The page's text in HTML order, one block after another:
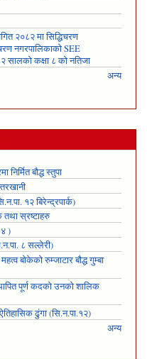
२०८२ मा सिद्धिचरण
नगरपालिकाको SEE
सालको कक्षा ८ को नतिजा
अन्य
निर्मित बौद्ध स्तुपा
१२ बिरेन्द्रपार्क)
तथा स्रष्टाहरु
)
८ सल्लेरी)
बोकेको रुम्जाटार बौद्ध गुम्बा
पूर्ण कदको उनको शालिक
ढुंगा (सि.न.पा.१२)
अन्य